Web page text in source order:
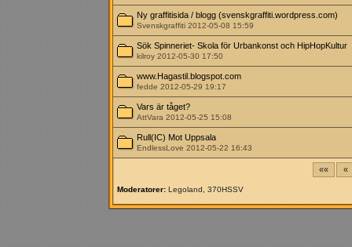
Ny graffitisida / blogg (svenskgraffiti.wordpress.com)
Svenskgraffiti 2012-05-08 15:59
Sök Spinneriet- Skola för Urbankonst och HipHopKultur
kilroy 2012-05-30 17:50
www.Hagastil.blogspot.com
fedde 2012-05-29 19:17
Vars är tåget?
AttVara 2012-05-25 15:08
Rull(IC) Mot Uppsala
EndlessLove 2012-05-22 16:43
«« «
Moderatorer: Legoland 370HSSV